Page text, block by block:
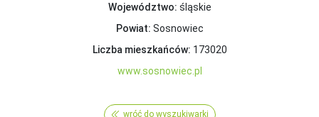
Województwo: śląskie
Powiat: Sosnowiec
Liczba mieszkańców: 173020
www.sosnowiec.pl
wróć do wyszukiwarki